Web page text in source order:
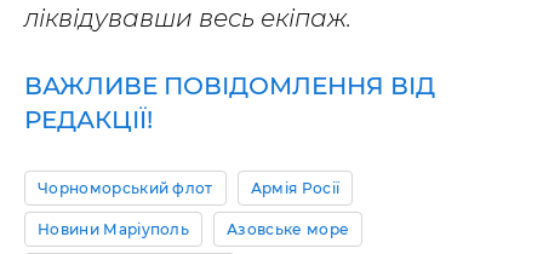
ліквідувавши весь екіпаж.
ВАЖЛИВЕ ПОВІДОМЛЕННЯ ВІД
РЕДАКЦІЇ!
Чорноморський флот Армія Росії
Новини Маріуполь Азовське море